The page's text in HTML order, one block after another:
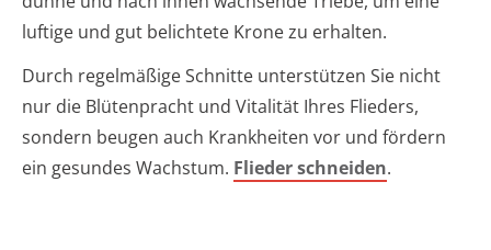
luftige und gut belichtete Krone zu erhalten.
Durch regelmäßige Schnitte unterstützen Sie nicht
nur die Blütenpracht und Vitalität Ihres Flieders,
sondern beugen auch Krankheiten vor und fördern
ein gesundes Wachstum. Flieder schneiden.